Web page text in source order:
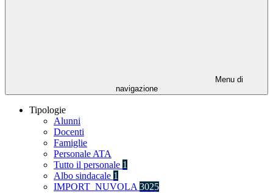
Menu di
navigazione
Tipologie
Alunni
Docenti
Famiglie
Personale ATA
Tutto il personale 1
Albo sindacale 1
IMPORT_NUVOLA 3025